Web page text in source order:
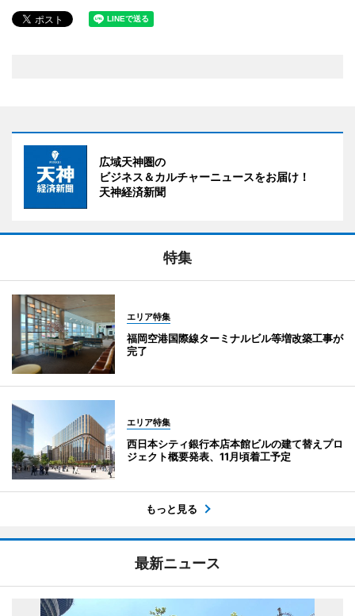
広域天神圏の
ビジネス＆カルチャーニュースをお届け！
天神経済新聞
特集
エリア特集
福岡空港国際線ターミナルビル等増改築工事が
完了
エリア特集
西日本シティ銀行本店本館ビルの建て替えプロ
ジェクト概要発表、11月頃着工予定
もっと見る
最新ニュース